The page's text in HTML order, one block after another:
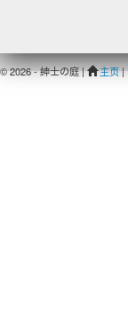
© 2026 - 紳士の庭 | 主页|